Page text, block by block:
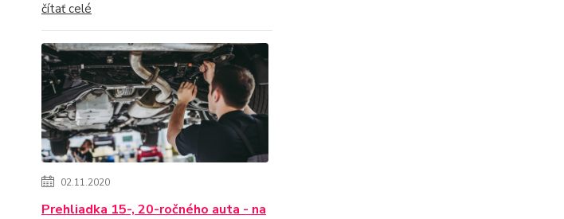
čítať celé
02.11.2020
Prehliadka 15-, 20-ročného auta - na